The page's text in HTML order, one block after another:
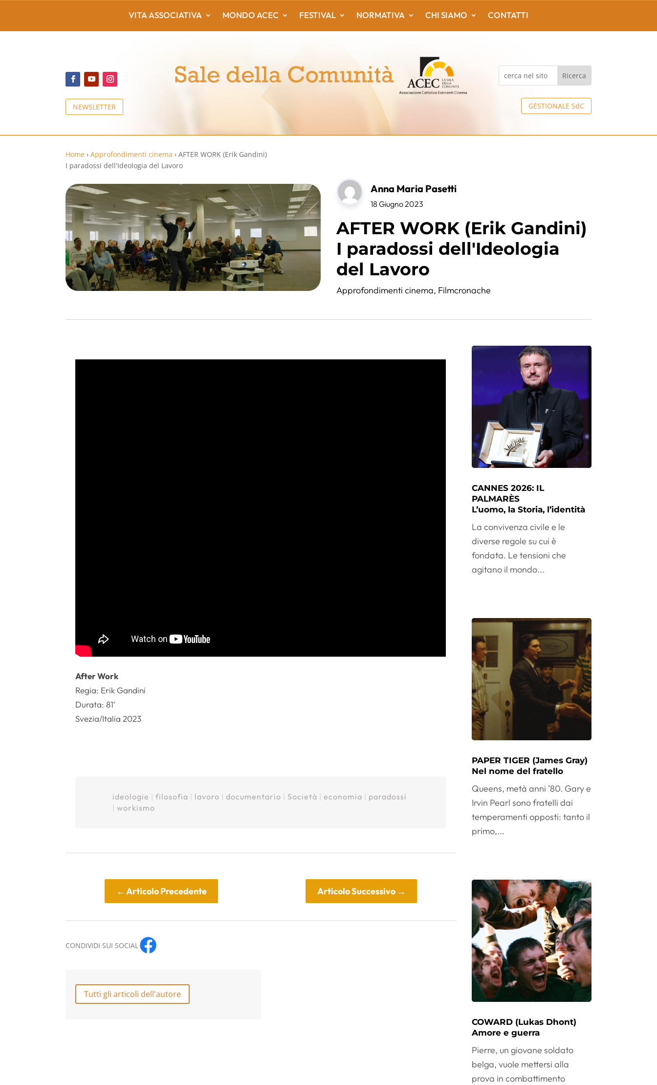
NEWSLETTER GESTIONALE SdC
VITA ASSOCIATIVA MONDO ACEC FESTIVAL NORMATIVA CHI SIAMO CONTATTI
Home › Approfondimenti cinema › AFTER WORK (Erik Gandini)
I paradossi dell'Ideologia del Lavoro
Anna Maria Pasetti
18 Giugno 2023
AFTER WORK (Erik Gandini)
I paradossi dell'Ideologia
del Lavoro
Approfondimenti cinema, Filmcronache
After Work
Regia: Erik Gandini
Durata: 81′
Svezia/Italia 2023
ideologie |filosofia lavoro |documentario Società |economia
paradossi
|workismo
← Articolo Precedente Articolo Successivo→
CONDIVIDI SUI SOCIAL
Tutti gli articoli dell'autore
CANNES 2026: IL
PALMARÈS
L’uomo, la Storia, l’identità
La convivenza civile e le
diverse regole su cui è
fondata. Le tensioni che
agitano il mondo...
PAPER TIGER (James Gray)
Nel nome del fratello
Queens, metà anni ’80. Gary e
Irvin Pearl sono fratelli dai
temperamenti opposti: tanto il
primo,...
COWARD (Lukas Dhont)
Amore e guerra
Pierre, un giovane soldato
belga, vuole mettersi alla
prova in combattimento